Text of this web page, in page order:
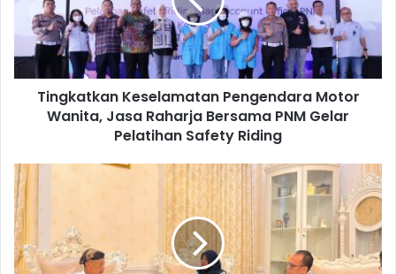
Jasa
Raharja
Bersama
PNM
Gelar
Pelatihan
Tingkatkan Keselamatan Pengendara Motor
Wanita, Jasa Raharja Bersama PNM Gelar
Pelatihan Safety Riding
Tingkatkan
Pencegahan
Laka,
Jasa
Raharja
Audiensi